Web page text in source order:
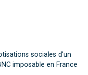
sociales d'un
imposable en France